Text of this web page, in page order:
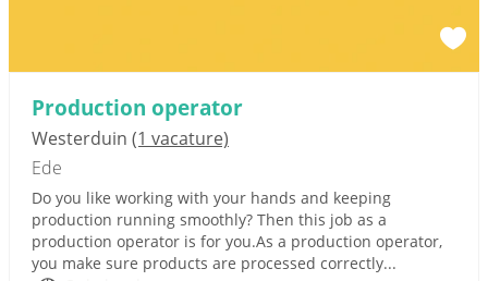
Production operator
Westerduin (1 vacature)
Ede
Do you like working with your hands and keeping
production running smoothly? Then this job as a
production operator is for you.As a production operator,
you make sure products are processed correctly...